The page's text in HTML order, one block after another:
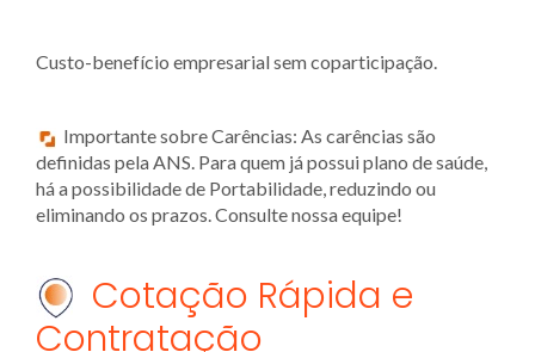
Custo-benefício empresarial sem coparticipação.
Importante sobre Carências: As carências são
definidas pela ANS. Para quem já possui plano de saúde,
há a possibilidade de Portabilidade, reduzindo ou
eliminando os prazos. Consulte nossa equipe!
Cotação Rápida e
Contratação